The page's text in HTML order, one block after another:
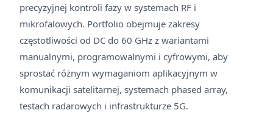
precyzyjnej kontroli fazy w systemach RF i
mikrofalowych. Portfolio obejmuje zakresy
częstotliwości od DC do 60 GHz z wariantami
manualnymi, programowalnymi i cyfrowymi, aby
sprostać różnym wymaganiom aplikacyjnym w
komunikacji satelitarnej, systemach phased array,
testach radarowych i infrastrukturze 5G.